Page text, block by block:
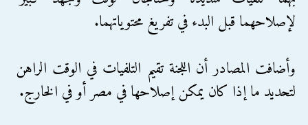
لإصلاحهما قبل البدء في تفريغ محتوياتهما.
وأضافت المصادر أن اللجنة تقيم التلفيات في الوقت الراهن
لتحديد ما إذا كان يمكن إصلاحها في مصر أو في الخارج.